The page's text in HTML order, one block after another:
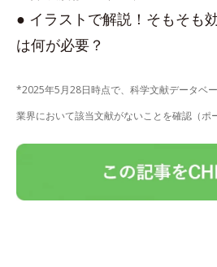
● イラストで解説！そもそも
は何が必要？
*2025年5月28日時点で、科学文献データベ
業界において該当文献がないことを確認（ポ